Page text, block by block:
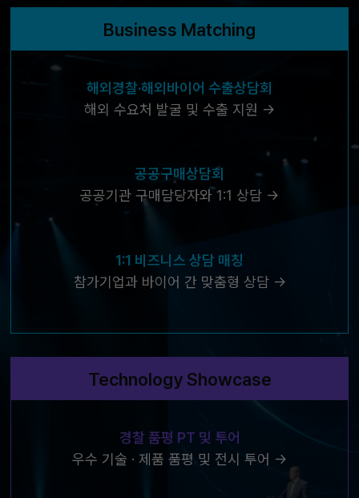
Business Matching
해외경찰·해외바이어 수출상담회
해외 수요처 발굴 및 수출 지원 →
공공구매상담회
공공기관 구매담당자와 1:1 상담 →
1:1 비즈니스 상담 매칭
참가기업과 바이어 간 맞춤형 상담 →
Technology Showcase
경찰 품평 PT 및 투어
우수 기술 · 제품 품평 및 전시 투어 →